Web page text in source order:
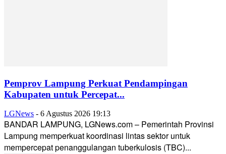
Pemprov Lampung Perkuat Pendampingan
Kabupaten untuk Percepat...
LGNews - 6 Agustus 2026 19:13
BANDAR LAMPUNG, LGNews.com – Pemerintah Provinsi
Lampung memperkuat koordinasi lintas sektor untuk
mempercepat penanggulangan tuberkulosis (TBC)...